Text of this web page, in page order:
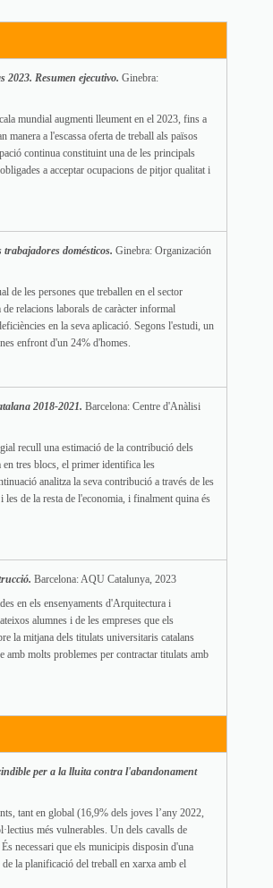
2023. Resumen ejecutivo. Ginebra:
mundial augmenti lleument en el 2023, fins a
a l'escassa oferta de treball als països
continua constituint una de les principals
a acceptar ocupacions de pitjor qualitat i
domésticos. Ginebra: Organización
de les persones que treballen en el sector
relacions laborals de caràcter informal
en la seva aplicació. Segons l'estudi, un
enfront d'un 24% d'homes.
2018-2021. Barcelona: Centre d'Anàlisi
recull una estimació de la contribució dels
en tres blocs, el primer identifica les
analitza la seva contribució a través de les
de la resta de l'economia, i finalment quina és
Barcelona: AQU Catalunya, 2023
en els ensenyaments d'Arquitectura i
alumnes i de les empreses que els
la mitjana dels titulats universitaris catalans
amb molts problemes per contractar titulats amb
per a la lluita contra l'abandonament
tant en global (16,9% dels joves l’any 2022,
més vulnerables. Un dels cavalls de
necessari que els municipis disposin d'una
la planificació del treball en xarxa amb el